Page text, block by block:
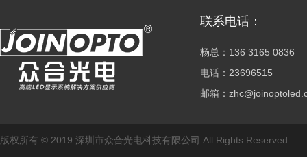
联系电话：
杨总：136 3165 0836
电话：23696515
邮箱：
版权所有 © 2019 深圳市众合光电科技有限公司 All Rights Reserved